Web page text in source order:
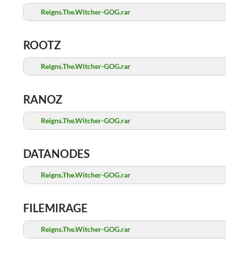
Reigns.The.Witcher-GOG.rar
ROOTZ
Reigns.The.Witcher-GOG.rar
RANOZ
Reigns.The.Witcher-GOG.rar
DATANODES
Reigns.The.Witcher-GOG.rar
FILEMIRAGE
Reigns.The.Witcher-GOG.rar